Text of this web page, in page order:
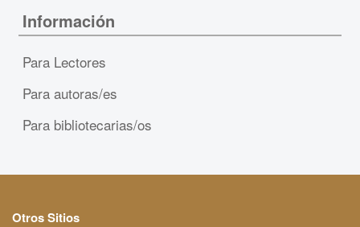
Información
Para Lectores
Para autoras/es
Para bibliotecarias/os
Otros Sitios